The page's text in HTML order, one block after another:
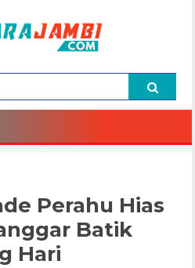
Perahu Hias
Batik
Hari